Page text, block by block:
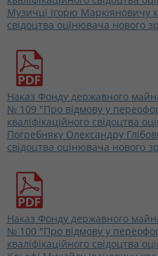
Музичці Ігорю Маркіяновичу
свідоцтва оцінювача нового
Наказ Фонду державного
№ 109 "Про відмову у
кваліфікаційного свідоцтва
Погребняку Олександру
свідоцтва оцінювача нового
Наказ Фонду державного
№ 100 "Про відмову у
кваліфікаційного свідоцтва